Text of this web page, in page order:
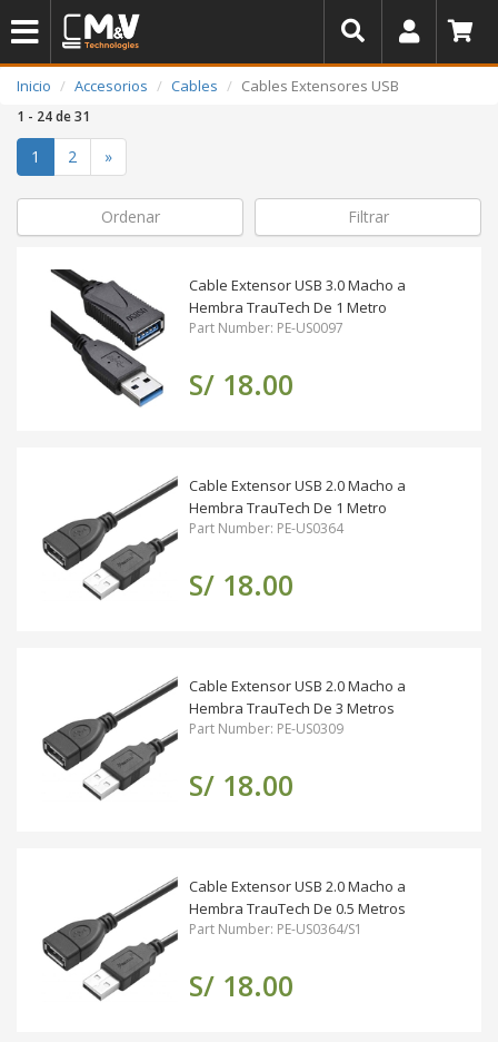
Inicio Accesorios Cables Cables Extensores USB
1 - 24 de 31
1 (actual)
2 »
Ordenar Filtrar
Cable Extensor USB 3.0 Macho a
Hembra TrauTech De 1 Metro
Part Number: PE-US0097
S/ 18.00
Cable Extensor USB 2.0 Macho a
Hembra TrauTech De 1 Metro
Part Number: PE-US0364
S/ 18.00
Cable Extensor USB 2.0 Macho a
Hembra TrauTech De 3 Metros
Part Number: PE-US0309
S/ 18.00
Cable Extensor USB 2.0 Macho a
Hembra TrauTech De 0.5 Metros
Part Number: PE-US0364/S1
S/ 18.00